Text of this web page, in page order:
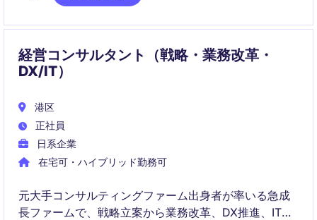
経営コンサルタント（戦略・業務改革・
DX/IT）
港区
正社員
日系企業
在宅可・ハイブリッド勤務可
元大手コンサルティングファーム出身者が率いる急成
長ファームで、戦略立案から業務改革、DX推進、ITプ